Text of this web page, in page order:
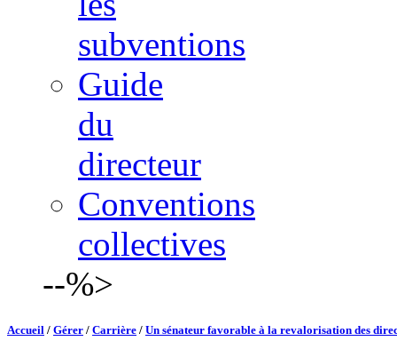
subventions
Guide
du
directeur
Conventions
collectives
--%>
Accueil / Gérer / Carrière / Un sénateur favorable à la revalorisation des